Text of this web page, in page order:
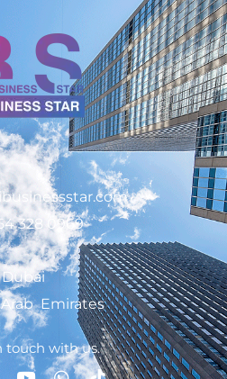
328 0969
Dubai
Emirates
touch with us.